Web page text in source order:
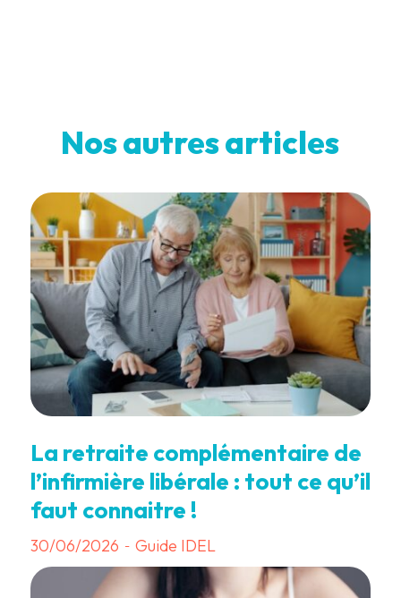
Nos autres articles
La retraite complémentaire de
l’infirmière libérale : tout ce qu’il
faut connaitre !
30/06/2026 - Guide IDEL